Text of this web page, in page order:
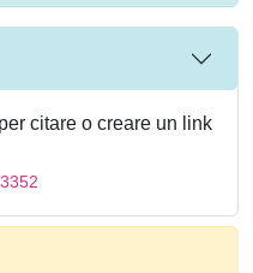
citare o creare un link